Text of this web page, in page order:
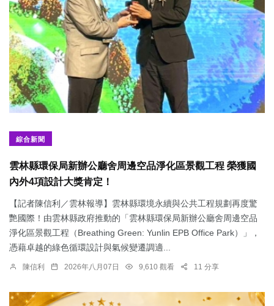
綜合新聞
雲林縣環保局新辦公廳舍周邊空品淨化區景觀工程 榮獲國
內外4項設計大獎肯定！
【記者陳信利／雲林報導】雲林縣環境永續與公共工程規劃再度驚
艷國際！由雲林縣政府推動的「雲林縣環保局新辦公廳舍周邊空品
淨化區景觀工程（Breathing Green: Yunlin EPB Office Park）」，
憑藉卓越的綠色循環設計與氣候變遷調適...
陳信利 2026年八月07日 9,610 觀看 11 分享